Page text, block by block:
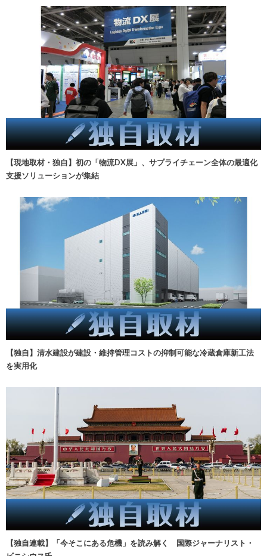
【現地取材・独自】初の「物流DX展」、サプライチェーン全体の最適化
支援ソリューションが集結
【独自】清水建設が建設・維持管理コストの抑制可能な冷蔵倉庫新工法
を実用化
【独自連載】「今そこにある危機」を読み解く 国際ジャーナリスト・